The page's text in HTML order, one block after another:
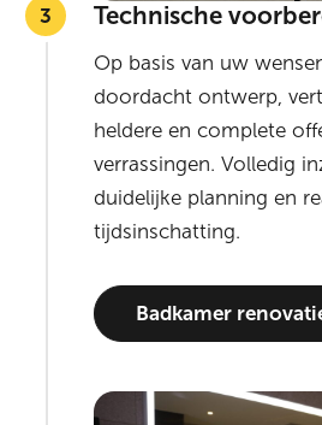
Technische
Op basis van uw
doordacht ontwerp,
heldere en complete
verrassingen. Volledig
duidelijke planning en
tijdsinschatting.
Badkamer